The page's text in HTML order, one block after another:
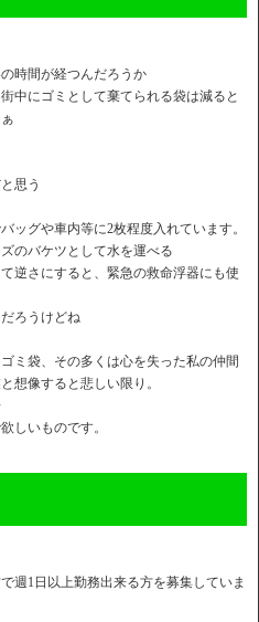
時間が経つんだろうか
中にゴミとして棄てられる袋は減ると
思う
ッグや車内等に2枚程度入れています。
のバケツとして水を運べる
逆さにすると、緊急の救命浮器にも使
ろうけどね
ミ袋、その多くは心を失った私の仲間
想像すると悲しい限り。
しいものです。
週1日以上勤務出来る方を募集していま